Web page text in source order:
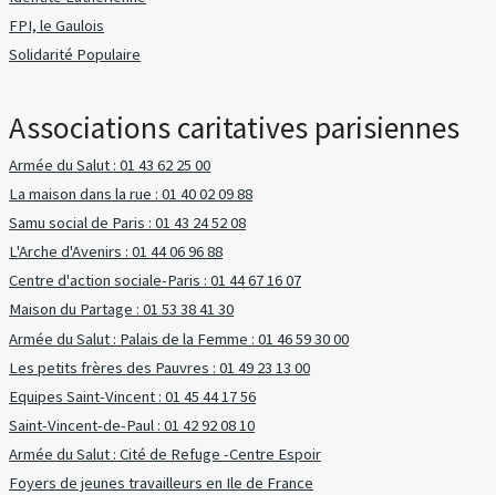
FPI, le Gaulois
Solidarité Populaire
Associations caritatives parisiennes
Armée du Salut : 01 43 62 25 00
La maison dans la rue : 01 40 02 09 88
Samu social de Paris : 01 43 24 52 08
L'Arche d'Avenirs : 01 44 06 96 88
Centre d'action sociale-Paris : 01 44 67 16 07
Maison du Partage : 01 53 38 41 30
Armée du Salut : Palais de la Femme : 01 46 59 30 00
Les petits frères des Pauvres : 01 49 23 13 00
Equipes Saint-Vincent : 01 45 44 17 56
Saint-Vincent-de-Paul : 01 42 92 08 10
Armée du Salut : Cité de Refuge -Centre Espoir
Foyers de jeunes travailleurs en Ile de France